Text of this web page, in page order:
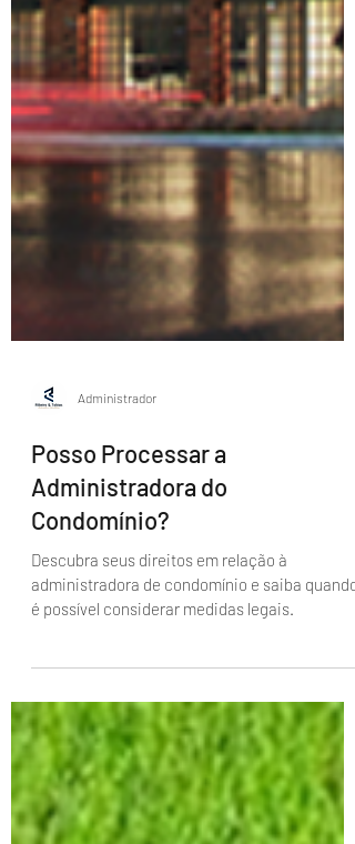
Administrador
Posso Processar a
Administradora do
administradora de condomínio e saiba quando
é possível considerar medidas legais.